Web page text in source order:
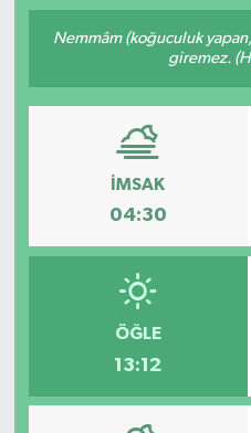
Nemmâm (koğuculuk
giremez.
İMSAK
04:30
ÖĞLE
13:12